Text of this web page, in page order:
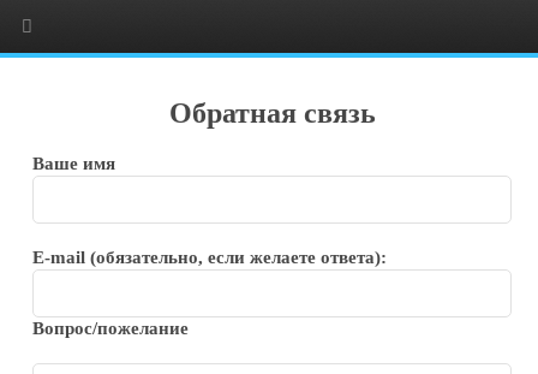
Обратная связь
Ваше имя
E-mail (обязательно, если желаете ответа):
Вопрос/пожелание